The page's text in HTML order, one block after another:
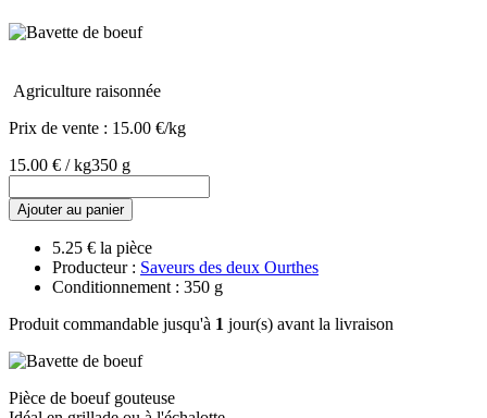
Agriculture raisonnée
Prix de vente : 15.00 €/kg
15.00 € / kg350 g
Ajouter au panier
5.25 € la pièce
Producteur : Saveurs des deux Ourthes
Conditionnement : 350 g
Produit commandable jusqu'à 1 jour(s) avant la livraison
Pièce de boeuf gouteuse